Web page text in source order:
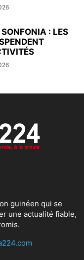
: LES
guinéen qui se
une actualité fiable,